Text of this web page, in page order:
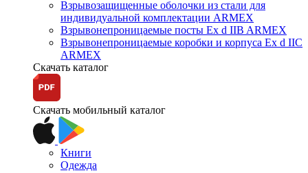
Взрывозащищенные оболочки из стали для
индивидуальной комплектации ARMEX
Взрывонепроницаемые посты Ex d IIB ARMEX
Взрывонепроницаемые коробки и корпуса Ex d IIС
ARMEX
Скачать каталог
Скачать мобильный каталог
Книги
Одежда